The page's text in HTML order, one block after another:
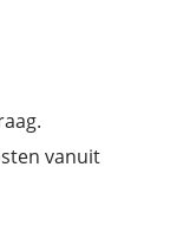
vanuit